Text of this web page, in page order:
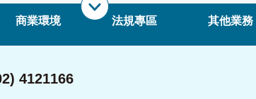
商業環境 法規專區 其他業務
4121166